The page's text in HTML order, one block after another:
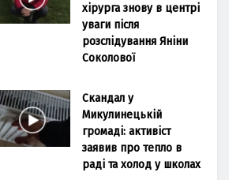
хірурга знову в центрі
уваги після
розслідування Яніни
Соколової
Скандал у
Микулинецькій
громаді: активіст
заявив про тепло в
раді та холод у школах